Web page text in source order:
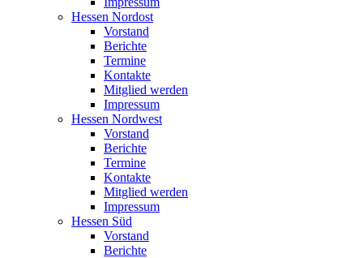
Hessen Nordost
Vorstand
Berichte
Termine
Kontakte
Mitglied werden
Impressum
Hessen Nordwest
Vorstand
Berichte
Termine
Kontakte
Mitglied werden
Impressum
Hessen Süd
Vorstand
Berichte